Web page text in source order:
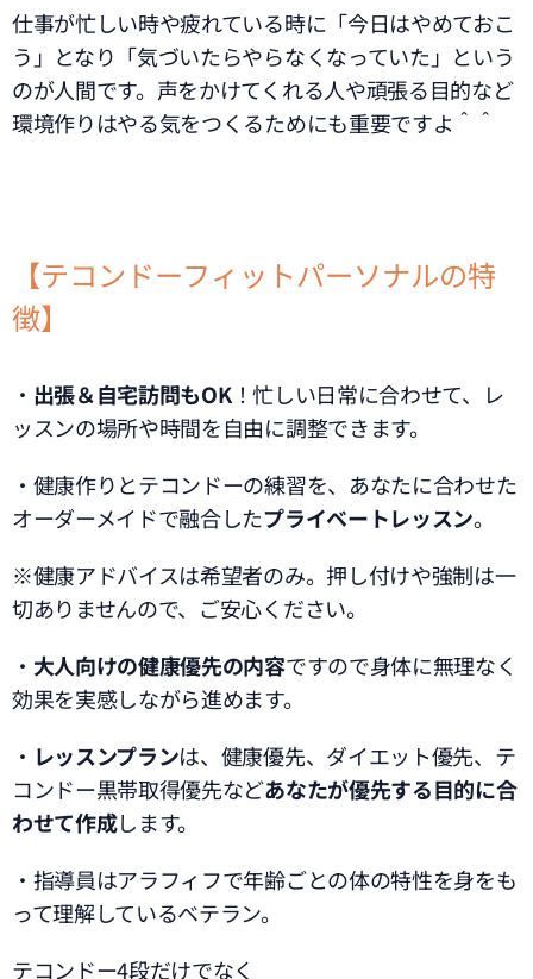
仕事が忙しい時や疲れている時に「今日はやめておこ
う」となり「気づいたらやらなくなっていた」という
のが人間です。声をかけてくれる人や頑張る目的など
環境作りはやる気をつくるためにも重要ですよ＾＾
【テコンドーフィットパーソナルの特
徴】
・ 出張＆自宅訪問もOK！忙しい日常に合わせて、レ
ッスンの場所や時間を自由に調整できます。
・健康作りとテコンドーの練習を、あなたに合わせた
オーダーメイドで融合したプライベートレッスン。
※健康アドバイスは希望者のみ。押し付けや強制は一
切ありませんので、ご安心ください。
・ 大人向けの健康優先の内容ですので身体に無理なく
効果を実感しながら進めます。
・ レッスンプランは、健康優先、ダイエット優先、テ
コンドー黒帯取得優先などあなたが優先する目的に合
わせて作成します。
・指導員はアラフィフで年齢ごとの体の特性を身をも
って理解しているベテラン。
テコンドー4段だけでなく